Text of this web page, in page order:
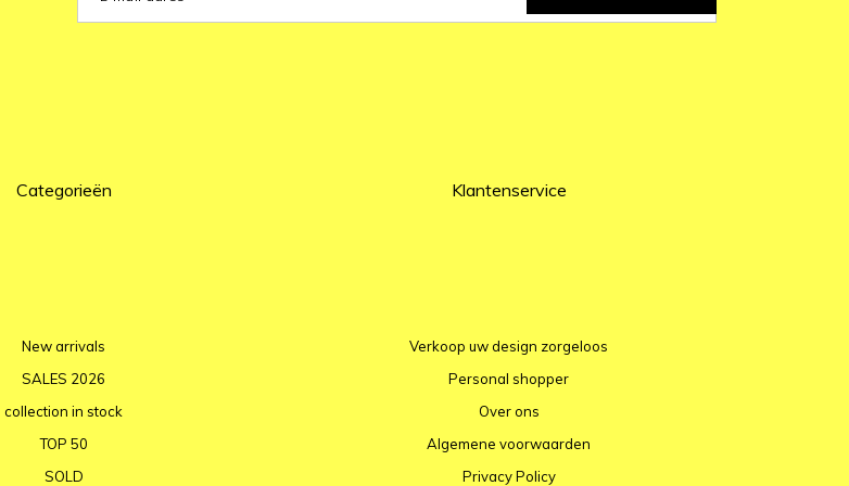
Categorieën
New arrivals
SALES 2026
collection in stock
TOP 50
SOLD
Klantenservice
Verkoop uw design zorgeloos
Personal shopper
Over ons
Algemene voorwaarden
Privacy Policy